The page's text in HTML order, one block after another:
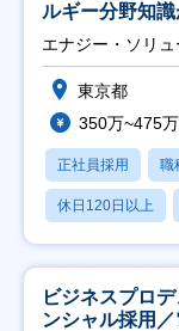
ルギー分野知識
エナジー・ソリ
東京都
350万~475万
正社員採用 職
休日120日以上
ビジネスプロ
ンシャル採用